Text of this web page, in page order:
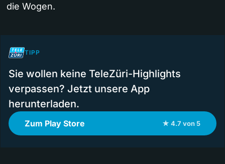
die Wogen.
TIPP
Sie wollen keine TeleZüri-Highlights
verpassen? Jetzt unsere App
herunterladen.
Zum Play Store ★ 4.7 von 5